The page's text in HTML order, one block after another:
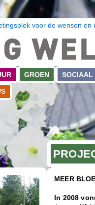
voor de wensen
GROEN SOCIAAL
MEER
In 2008